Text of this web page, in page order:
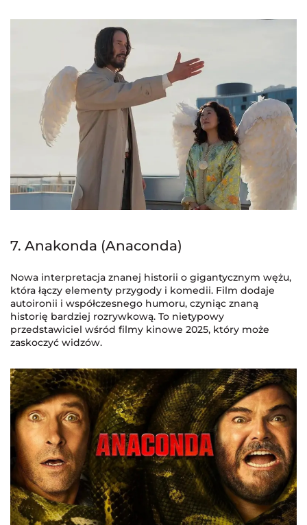
7. Anakonda (Anaconda)
Nowa interpretacja znanej historii o gigantycznym wężu,
która łączy elementy przygody i komedii. Film dodaje
autoironii i współczesnego humoru, czyniąc znaną
historię bardziej rozrywkową. To nietypowy
przedstawiciel wśród filmy kinowe 2025, który może
zaskoczyć widzów.